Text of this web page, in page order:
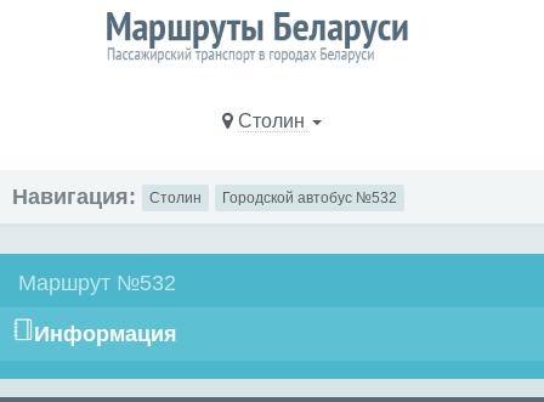
Столин
Навигация: Столин Городской автобус №532
Маршрут №532
Информация